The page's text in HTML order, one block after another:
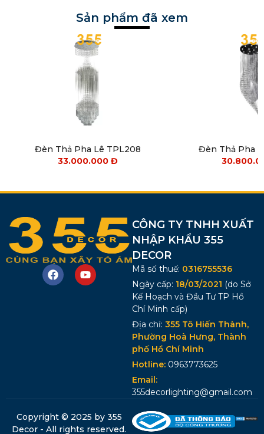
Sản phẩm đã xem
Đèn Thả Pha Lê TPL208
33.000.000Đ
Đèn Thả Pha
CÔNG TY TNHH XUẤT
NHẬP KHẨU 355
DECOR
Mã số thuế: 0316755536
Ngày cấp: 18/03/2021 (do Sở
Kế Hoạch và Đầu Tư TP Hồ
Chí Minh cấp)
Địa chỉ: 355 Tô Hiến Thành,
Phường Hoà Hưng, Thành
phố Hồ Chí Minh
Hotline: 0963773625
Email:
355decorlighting@gmail.com
Copyright © 2025 by 355
Decor - All rights reserved.